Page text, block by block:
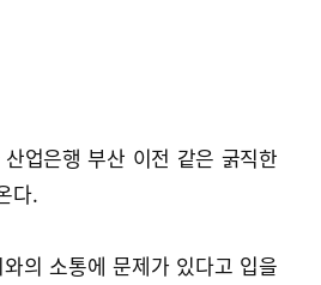
업은행 부산 이전 같은 굵직한
다.
의 소통에 문제가 있다고 입을